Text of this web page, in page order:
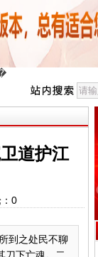
道护江
0
到之处民不聊